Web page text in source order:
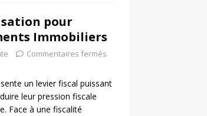
pour
Immobiliers
Commentaires fermés
un levier fiscal puissant
leur pression fiscale
Face à une fiscalité